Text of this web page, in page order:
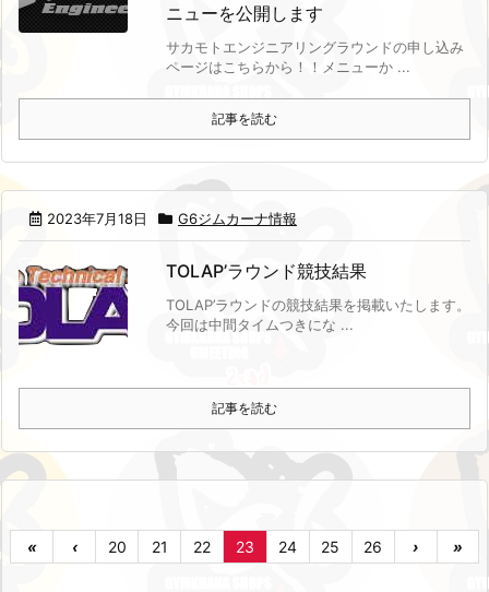
ニューを公開します
サカモトエンジニアリングラウンドの申し込み
ページはこちらから！！ メニューか ...
記事を読む
2023年7月18日 G6ジムカーナ情報
TOLAP’ラウンド競技結果
TOLAP’ラウンドの競技結果を掲載いたします。
今回は中間タイムつきにな ...
記事を読む
« ‹ 20 21 22 23 24 25 26 › »